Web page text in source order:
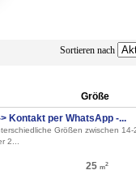
Sortieren nach
Größe
Kontakt per WhatsApp -...
Größen zwischen
2...
25 m2